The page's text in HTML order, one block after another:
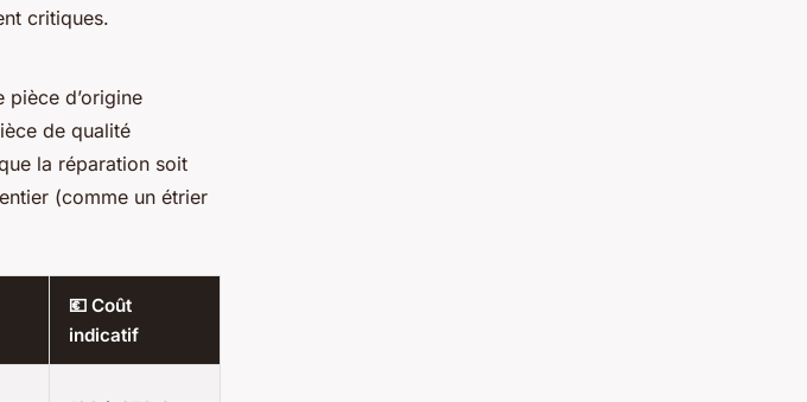
critiques.
d’origine
de qualité
la réparation soit
(comme un étrier
💶 Coût
indicatif